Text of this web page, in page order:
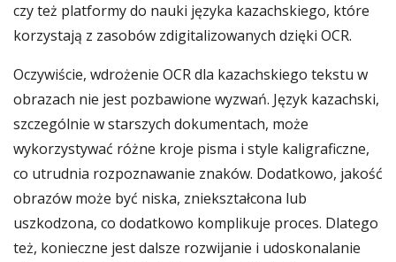
czy też platformy do nauki języka kazachskiego, które
korzystają z zasobów zdigitalizowanych dzięki OCR.
Oczywiście, wdrożenie OCR dla kazachskiego tekstu w
obrazach nie jest pozbawione wyzwań. Język kazachski,
szczególnie w starszych dokumentach, może
wykorzystywać różne kroje pisma i style kaligraficzne,
co utrudnia rozpoznawanie znaków. Dodatkowo, jakość
obrazów może być niska, zniekształcona lub
uszkodzona, co dodatkowo komplikuje proces. Dlatego
też, konieczne jest dalsze rozwijanie i udoskonalanie